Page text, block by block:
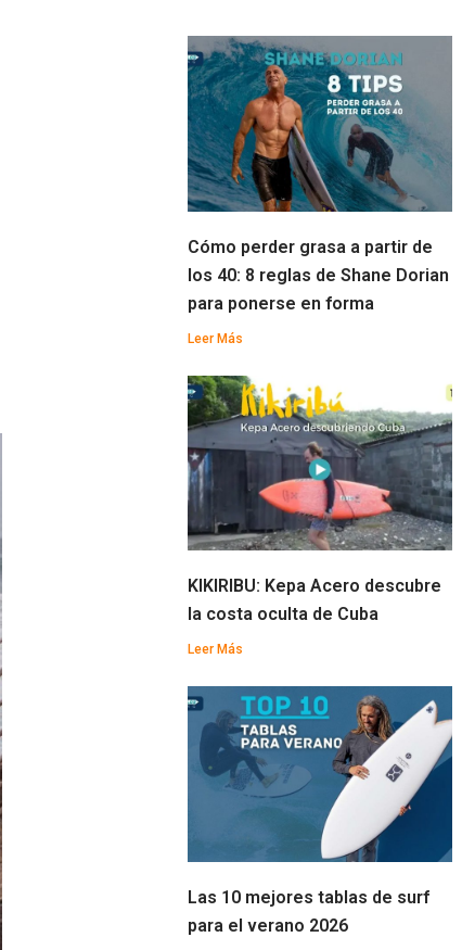
Cómo perder grasa a partir de
los 40: 8 reglas de Shane Dorian
para ponerse en forma
Leer Más
KIKIRIBU: Kepa Acero descubre
la costa oculta de Cuba
Leer Más
Las 10 mejores tablas de surf
para el verano 2026